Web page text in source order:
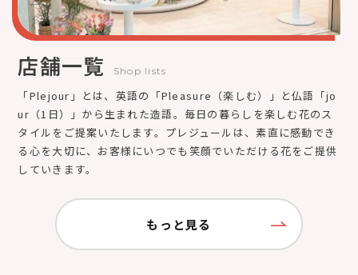
店舗一覧 Shop lists
「Plejour」とは、英語の「Pleasure（楽しむ）」と仏語「jo
ur（1日）」から生まれた造語。毎日の暮らしを楽しむ花のス
タイルをご提案いたします。プレジュールは、素直に感動でき
る心を大切に、お客様にいつでも笑顔でいただける花をご提供
していきます。
もっと見る